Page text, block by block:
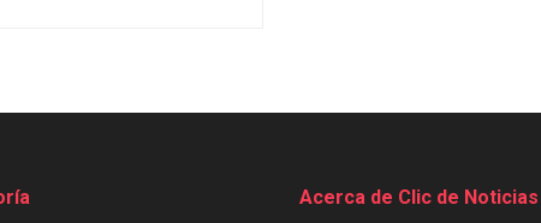
Acerca de Clic de Noticias